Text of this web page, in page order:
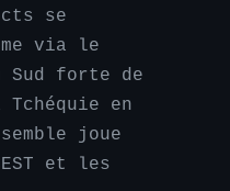
se
via le
Sud forte de
en
joue
et les